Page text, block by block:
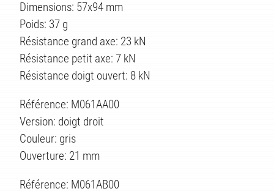
Dimensions: 57x94 mm
Poids: 37 g
Résistance grand axe: 23 kN
Résistance petit axe: 7 kN
Résistance doigt ouvert: 8 kN
Référence: M061AA00
Version: doigt droit
Couleur: gris
Ouverture: 21 mm
Référence: M061AB00